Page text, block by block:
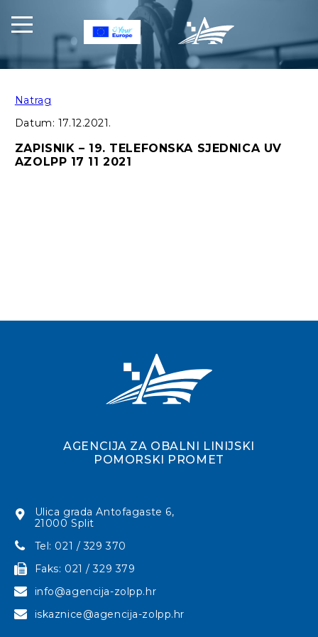
Natrag
Datum: 17.12.2021.
ZAPISNIK – 19. TELEFONSKA SJEDNICA UV
AZOLPP 17 11 2021
AGENCIJA ZA OBALNI LINIJSKI
POMORSKI PROMET
Ulica grada Antofagaste 6,
21000 Split
Tel: 021 / 329 370
Faks: 021 / 329 379
info@agencija-zolpp.hr
iskaznice@agencija-zolpp.hr